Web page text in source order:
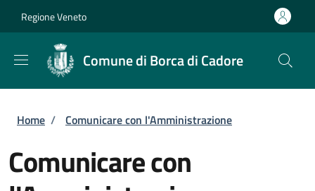
Regione Veneto
Comune di Borca di Cadore
Briciole di pane
Home / Comunicare con l'Amministrazione
Comunicare con